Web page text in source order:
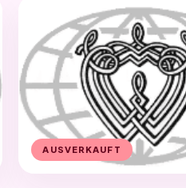
AUSVERKAUFT